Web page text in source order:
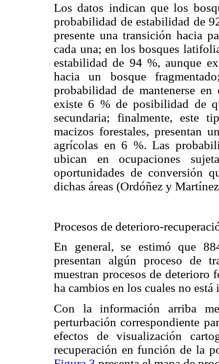
Los datos indican que los
probabilidad de estabilidad de
presente una transición hacia
cada una; en los bosques
estabilidad de 94 %, aunque
hacia un bosque
probabilidad de mantenerse
existe 6 % de posibilidad de
secundaria; finalmente, este
macizos forestales, presentan
agrícolas en 6 %. Las
ubican en ocupaciones
oportunidades de conversión
dichas áreas (Ordóñez y
Procesos de deterioro-
En general, se estimó que
presentan algún proceso de
muestran procesos de deterioro
ha cambios en los cuales no
Con la información arriba
perturbación correspondiente
efectos de visualización
recuperación en función de la